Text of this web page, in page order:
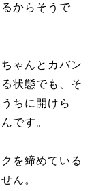
からそうで
ゃんとカバン
状態でも、そ
ちに開けら
です。
を締めている
ん。